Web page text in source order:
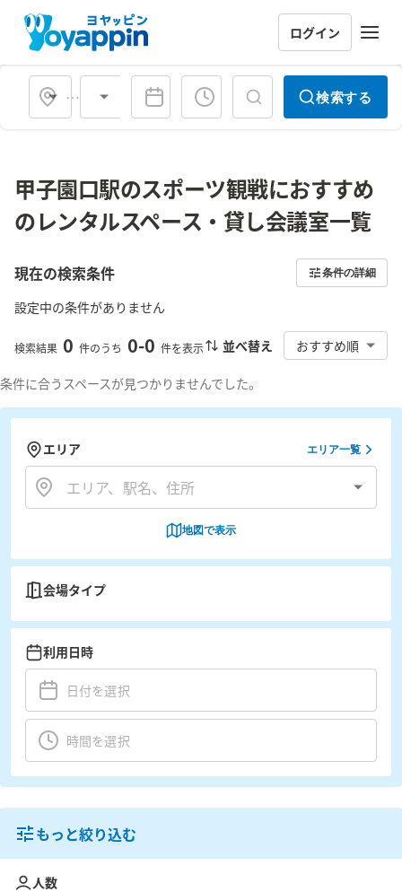
ログイン
会場タイプ 検索する
甲子園口駅のスポーツ観戦におすすめ
のレンタルスペース・貸し会議室一覧
現在の検索条件 条件の詳細
設定中の条件がありません
検索結果 0 件のうち 0-0 件を表示 並べ替え おすすめ順
条件に合うスペースが見つかりませんでした。
エリア エリア一覧
地図で表示
会場タイプ
利用日時
もっと絞り込む
人数